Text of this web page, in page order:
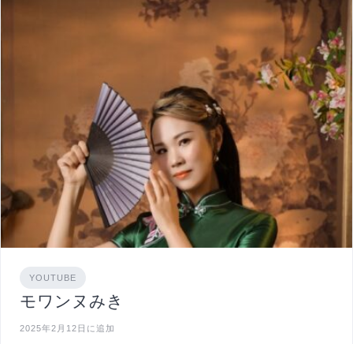
YOUTUBE
モワンヌみき
2025年2月12日に追加